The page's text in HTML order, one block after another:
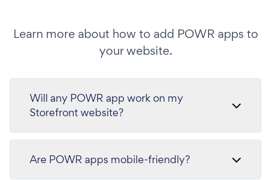
Learn more about how to add POWR apps to
your website.
Will any POWR app work on my
Storefront website?
Are POWR apps mobile-friendly?